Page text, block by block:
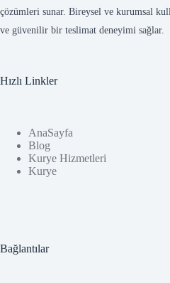
çözümleri sunar. Bireysel ve kurumsal
ve güvenilir bir teslimat deneyimi sağlar.
Hızlı Linkler
AnaSayfa
Blog
Kurye Hizmetleri
Kurye
Bağlantılar